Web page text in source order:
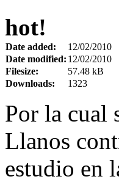
hot!
Date added:
12/02/2010
Date modified: 12/02/2010
Filesize:
57.48 kB
Downloads:
1323
Por la cual
Llanos
estudio en